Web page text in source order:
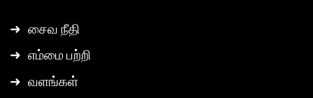
➜ சைவ நீதி
➜ எம்மை பற்றி
➜ வளங்கள்